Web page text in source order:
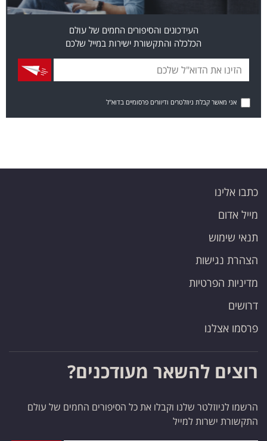
העידכונים והסיפורים החמים של עולם
הכלכלה והתקשורת ישירות במייל שלכם
אני מאשר קבלת ניוזלטרים ודיוורים פרסומיים בדוא"ל
כתבו אלינו
מייל אדום
תנאי שימוש
הצהרת נגישות
מדיניות הפרטיות
דרושים
פרסמו אצלנו
רוצים להשאר מעודכנים?
הרשמו לניוזלטר שלנו וקבלו את כל הסיפורים החמים של עולם
התקשורת ישרות למייל